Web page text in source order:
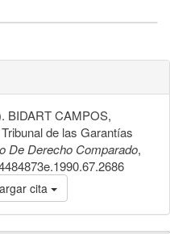
BIDART CAMPOS,
de las Garantías
De Derecho Comparado,
cita